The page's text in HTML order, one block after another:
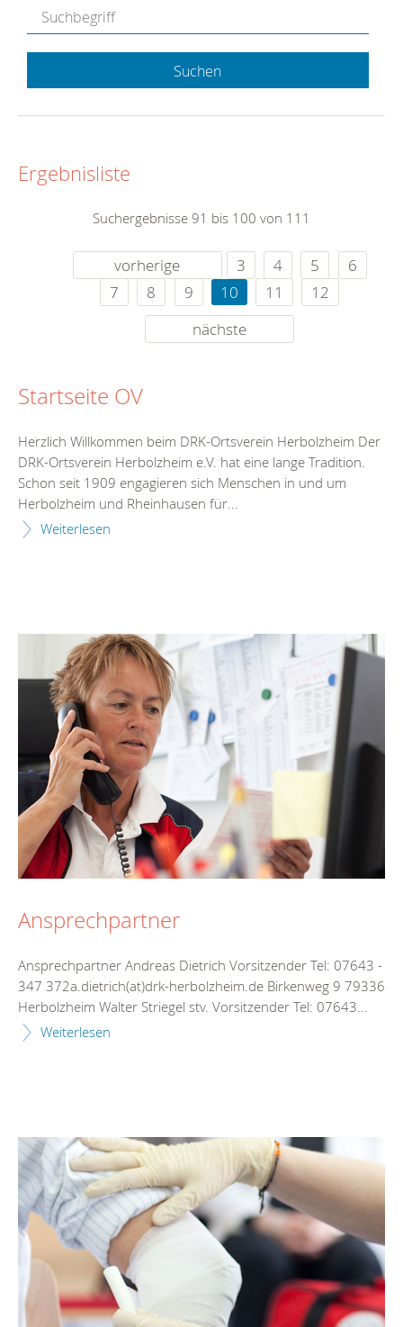
Suchen
Ergebnisliste
Suchergebnisse 91 bis 100 von 111
vorherige 3 4 5
6
7
8 9 10 11
12
nächste
Startseite OV
Herzlich Willkommen beim DRK-Ortsverein Herbolzheim Der
DRK-Ortsverein Herbolzheim e.V. hat eine lange Tradition.
Schon seit 1909 engagieren sich Menschen in und um
Herbolzheim und Rheinhausen für...
Weiterlesen
Ansprechpartner
Ansprechpartner Andreas Dietrich Vorsitzender Tel: 07643 -
347 372a.dietrich(at)drk-herbolzheim.de Birkenweg 9 79336
Herbolzheim Walter Striegel stv. Vorsitzender Tel: 07643...
Weiterlesen